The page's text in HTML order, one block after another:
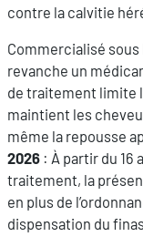
contre la calvitie
Commercialisé
revanche un
de traitement limite
maintient les
même la repousse
2026 : À partir du
traitement, la
en plus de
dispensation du